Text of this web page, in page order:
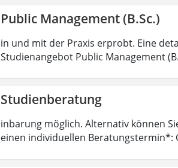
Public Management (B.Sc.)
in und mit der Praxis erprobt. Eine
Studienangebot Public Management
Studienberatung
inbarung möglich. Alternativ können
einen individuellen Beratungstermin*: